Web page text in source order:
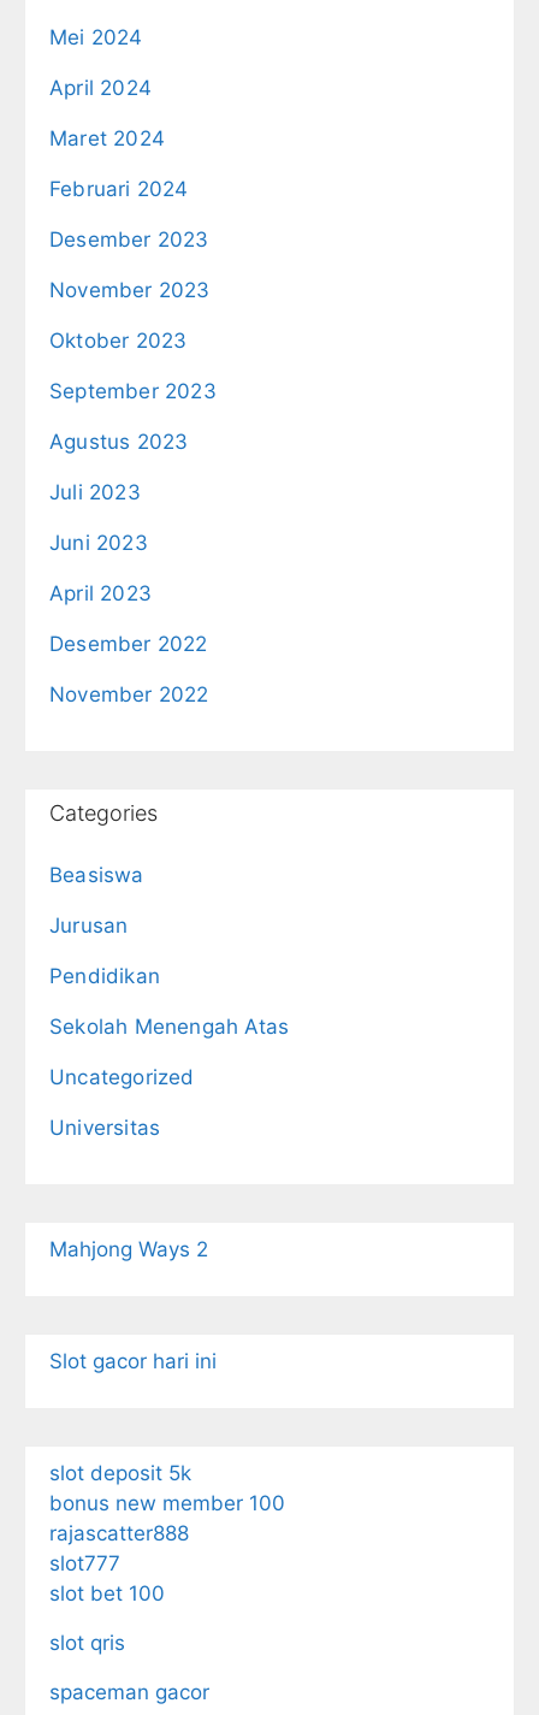
Mei 2024
April 2024
Maret 2024
Februari 2024
Desember 2023
November 2023
Oktober 2023
September 2023
Agustus 2023
Juli 2023
Juni 2023
April 2023
Desember 2022
November 2022
Categories
Beasiswa
Jurusan
Pendidikan
Sekolah Menengah Atas
Uncategorized
Universitas
Mahjong Ways 2
Slot gacor hari ini
slot deposit 5k
bonus new member 100
rajascatter888
slot777
slot bet 100
slot qris
spaceman gacor